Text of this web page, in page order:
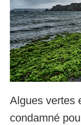
Algues vertes
condamné